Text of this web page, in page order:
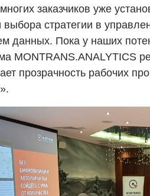
заказчиков уже
выбора стратегии в
данных. Пока у наших
MONTRANS.ANALYTICS
прозрачность рабочих